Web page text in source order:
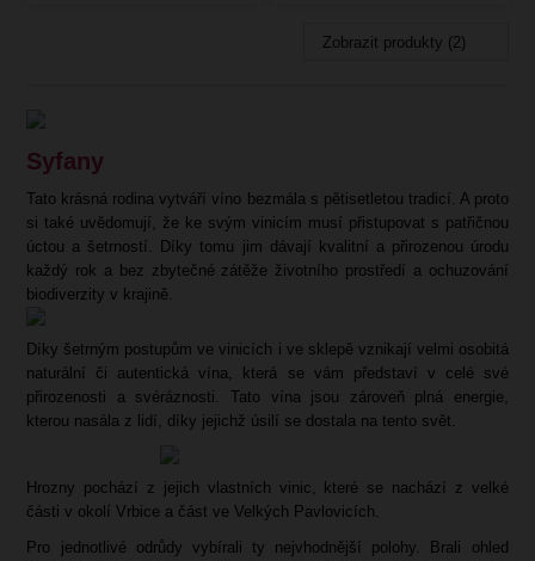
Zobrazit produkty (2)
Syfany
Tato krásná rodina vytváří víno bezmála s pětisetletou tradicí. A proto
si také uvědomují, že ke svým vinicím musí přistupovat s patřičnou
úctou a šetrností. Díky tomu jim dávají kvalitní a přirozenou úrodu
každý rok a bez zbytečné zátěže životního prostředí a ochuzování
biodiverzity v krajině.
Díky šetrným postupům ve vinicích i ve sklepě vznikají velmi osobitá
naturální či autentická vína, která se vám představí v celé své
přirozenosti a svéráznosti. Tato vína jsou zároveň plná energie,
kterou nasála z lidí, díky jejichž úsilí se dostala na tento svět.
Hrozny pochází z jejich vlastních vinic, které se nachází z velké
části v okolí Vrbice a část ve Velkých Pavlovicích.
Pro jednotlivé odrůdy vybírali ty nejvhodnější polohy. Brali ohled